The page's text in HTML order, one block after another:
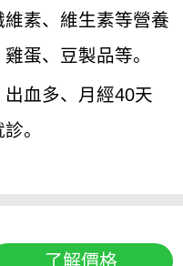
素、維生素等營養
蛋、豆製品等。
血多、月經40天
。
了解價格